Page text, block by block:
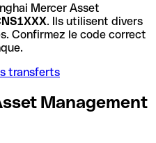
Mercer Asset
. Ils utilisent divers
Confirmez le code correct
transferts
Management